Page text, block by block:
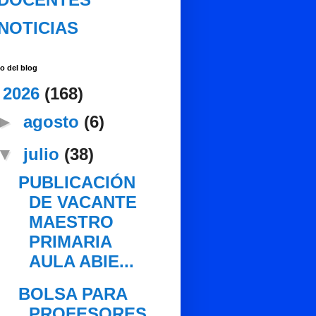
del blog
2026 (168)
► agosto (6)
▼ julio (38)
PUBLICACIÓN
DE VACANTE
MAESTRO
PRIMARIA
AULA ABIE...
BOLSA PARA